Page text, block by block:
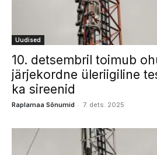
Uudised
10. detsembril toimub
järjekordne üleriigiline
ka sireenid
Raplamaa Sõnumid - 7. dets. 2025